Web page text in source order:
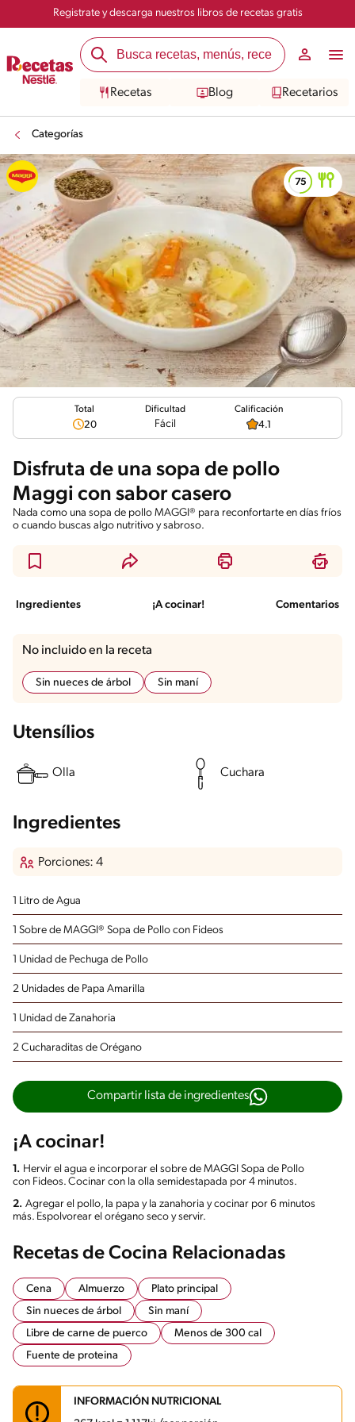
Registrate y descarga nuestros libros de recetas gratis
Recetas Blog Recetarios
Categorías
Total
20
Dificultad
Fácil
Calificación
4.1
Disfruta de una sopa de pollo
Maggi con sabor casero
Nada como una sopa de pollo MAGGI® para reconfortarte en días fríos
o cuando buscas algo nutritivo y sabroso.
Ingredientes ¡A cocinar! Comentarios
No incluido en la receta
Sin nueces de árbol Sin maní
Utensílios
Olla Cuchara
Ingredientes
Porciones: 4
1 Litro de Agua
1 Sobre de MAGGI® Sopa de Pollo con Fideos
1 Unidad de Pechuga de Pollo
2 Unidades de Papa Amarilla
1 Unidad de Zanahoria
2 Cucharaditas de Orégano
Compartir lista de ingredientes
¡A cocinar!
1. Hervir el agua e incorporar el sobre de MAGGI Sopa de Pollo
con Fideos. Cocinar con la olla semidestapada por 4 minutos.
2. Agregar el pollo, la papa y la zanahoria y cocinar por 6 minutos
más. Espolvorear el orégano seco y servir.
Recetas de Cocina Relacionadas
Cena Almuerzo
Plato principal
Sin nueces de árbol
Sin maní
Libre de carne de puerco
Menos de 300 cal
Fuente de proteina
INFORMACIÓN NUTRICIONAL